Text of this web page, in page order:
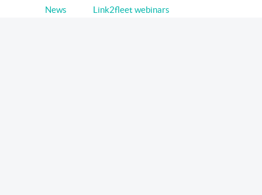
News
Link2fleet webinars